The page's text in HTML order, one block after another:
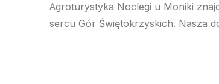
Agroturystyka Noclegi u Moniki
sercu Gór Świętokrzyskich. Nasza